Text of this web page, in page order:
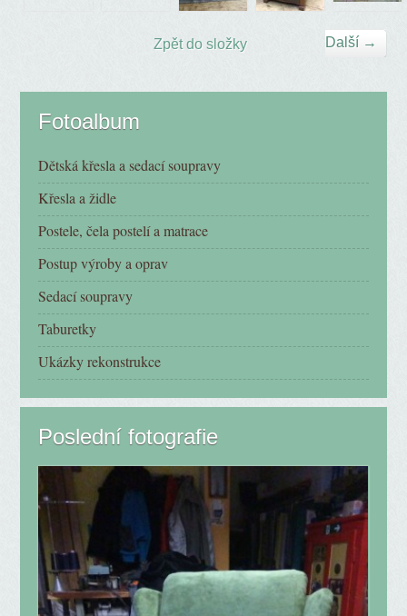
Další →
Zpět do složky
Fotoalbum
Dětská křesla a sedací soupravy
Křesla a židle
Postele, čela postelí a matrace
Postup výroby a oprav
Sedací soupravy
Taburetky
Ukázky rekonstrukce
Poslední fotografie